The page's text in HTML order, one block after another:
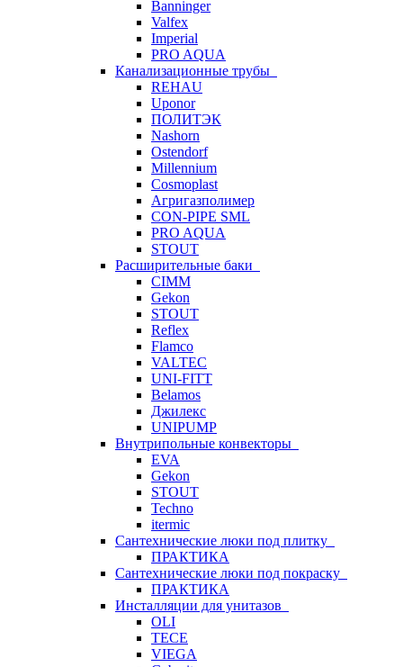
Banninger
Valfex
Imperial
PRO AQUA
Канализационные трубы
REHAU
Uponor
ПОЛИТЭК
Nashorn
Ostendorf
Millennium
Cosmoplast
Агригазполимер
CON-PIPE SML
PRO AQUA
STOUT
Расширительные баки
CIMM
Gekon
STOUT
Reflex
Flamco
VALTEC
UNI-FITT
Belamos
Джилекс
UNIPUMP
Внутрипольные конвекторы
EVA
Gekon
STOUT
Techno
itermic
Сантехнические люки под плитку
ПРАКТИКА
Сантехнические люки под покраску
ПРАКТИКА
Инсталляции для унитазов
OLI
TECE
VIEGA